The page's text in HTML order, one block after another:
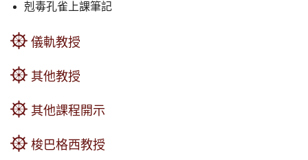
剋毒孔雀上課筆記
儀軌教授
其他教授
其他課程開示
梭巴格西教授